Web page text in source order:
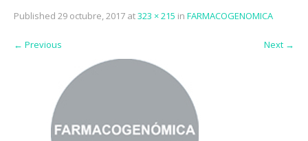
Published 29 octubre, 2017 at323 × 215 in FARMACOGENOMICA
← Previous Next →